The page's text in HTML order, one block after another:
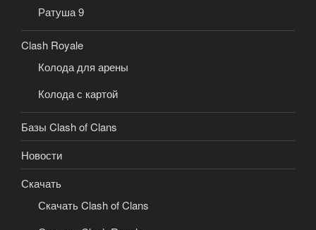
Ратуша 9
Clash Royale
Колода для арены
Колода с картой
Базы Clash of Clans
Новости
Скачать
Скачать Clash of Clans